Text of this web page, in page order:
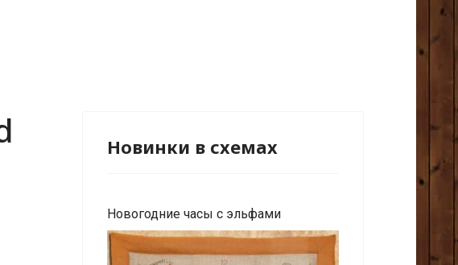
Новинки в схемах
Новогодние часы с эльфами